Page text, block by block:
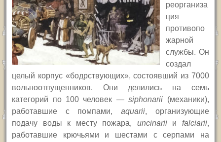
реорганиза
ция
противопо
жарной
службы. Он
создал
целый корпус «бодрствующих», состоявший из 7000
вольноотпущенников. Они делились на семь
категорий по 100 человек —siphonarii (механики),
работавшие с помпами,aquarii, организующие
подачу воды к месту пожара, uncinarii и falciarii,
работавшие крючьями и шестами с серпами на